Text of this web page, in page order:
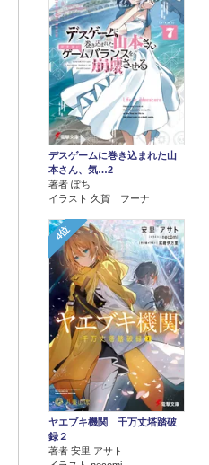
デスゲームに巻き込まれた山
本さん、気…2
著者 ぽち
イラスト 久賀 フーナ
4位
ヤエブキ機関 千万丈塔踏破
録２
著者 安里 アサト